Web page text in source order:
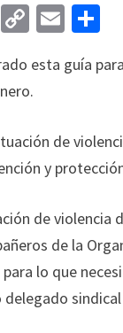
W C
p
y
Li
n
E
ai m
esta guía
de
y
de violencia
de la
para lo que